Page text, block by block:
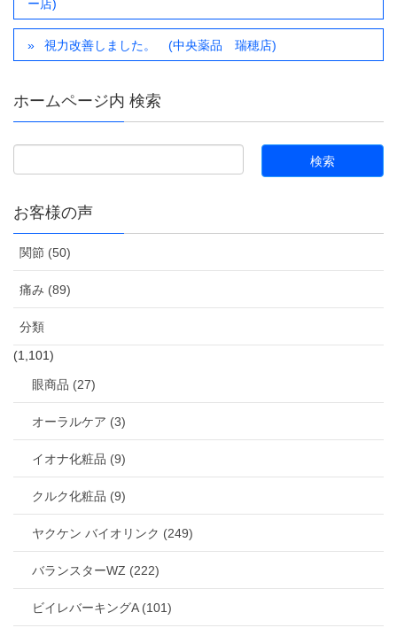
ー店)
視力改善しました。 (中央薬品 瑞穂店)
ホームページ内 検索
お客様の声
関節 (50)
痛み (89)
分類
(1,101)
眼商品 (27)
オーラルケア (3)
イオナ化粧品 (9)
クルク化粧品 (9)
ヤクケン バイオリンク (249)
バランスターWZ (222)
ビイレバーキングA (101)